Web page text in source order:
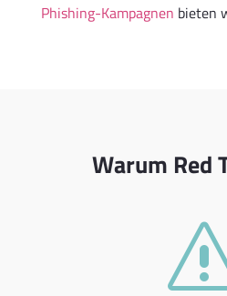
Phishing-Kampagnen bieten
Warum Red